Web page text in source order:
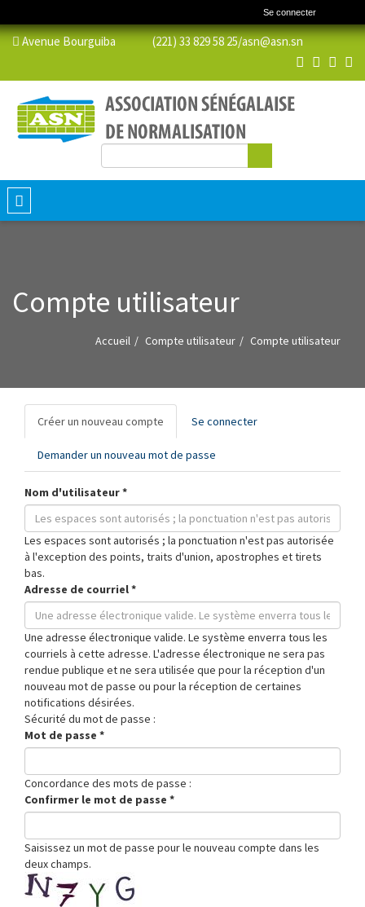
Se connecter
Avenue Bourguiba (221) 33 829 58 25/asn@asn.sn
Formulaire de recherche
Toggle
navigation
Compte utilisateur
Accueil Compte utilisateur Compte utilisateur
Onglets
principaux
Créer un nouveau compte (onglet
actif)
Se connecter
Demander un nouveau mot de passe
Nom d'utilisateur*
Les espaces sont autorisés ; la ponctuation n'est pas autorisée
à l'exception des points, traits d'union, apostrophes et tirets
bas.
Adresse de courriel*
Une adresse électronique valide. Le système enverra tous les
courriels à cette adresse. L'adresse électronique ne sera pas
rendue publique et ne sera utilisée que pour la réception d'un
nouveau mot de passe ou pour la réception de certaines
notifications désirées.
Sécurité du mot de passe :
Mot de passe *
Concordance des mots de passe :
Confirmer le mot de passe *
Saisissez un mot de passe pour le nouveau compte dans les
deux champs.